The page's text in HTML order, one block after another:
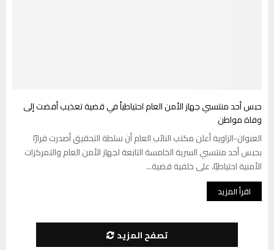
حبس أحد منتسبي جهاز الأمن العام احتياطياً في قضية تعذيب أفضت إلى
وفاة مواطن
العنوان-الزاوية أعلن مكتب النائب العام أن سلطة التحقيق أصدرت قرارًا
بحبس أحد منتسبي السرية الخامسة التابعة لجهاز الأمن العام والتمركزات
الأمنية احتياطيًا، على خلفية قضية...
اقرأ المزيد
تصفح المزيد